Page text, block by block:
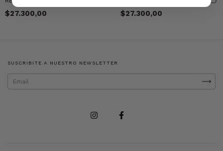
$27.300,00 $27.300,00
SUSCRIBITE A NUESTRO NEWSLETTER